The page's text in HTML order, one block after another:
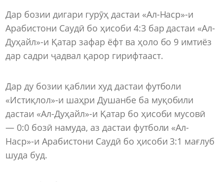
Дар бозии дигари гурӯҳ дастаи «Ал-Наср»-и
Арабистони Саудӣ бо ҳисоби 4:3 бар дастаи «Ал-
Дуҳайл»-и Қатар зафар ёфт ва ҳоло бо 9 имтиёз
дар садри ҷадвал қарор гирифтааст.
Дар ду бозии қаблии худ дастаи футболи
«Истиқлол»-и шаҳри Душанбе ба муқобили
дастаи «Ал-Дуҳайл»-и Қатар бо ҳисоби мусовӣ
— 0:0 бозӣ намуда, аз дастаи футболи «Ал-
Наср»-и Арабистони Саудӣ бо ҳисоби 3:1 мағлуб
шуда буд.